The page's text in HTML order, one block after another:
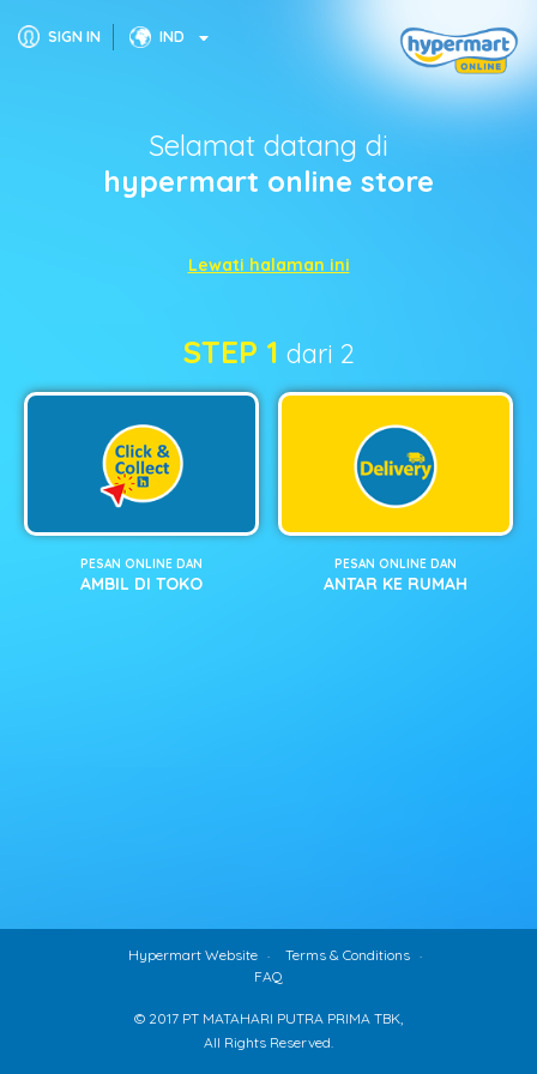
SIGN IN IND
Selamat datang di
hypermart online store
Lewati halaman ini
STEP 1 dari 2
PESAN ONLINE DAN
AMBIL DI TOKO
PESAN ONLINE DAN
ANTAR KE RUMAH
Hypermart Website
Terms & Conditions
FAQ
© 2017 PT MATAHARI PUTRA PRIMA TBK,
All Rights Reserved.